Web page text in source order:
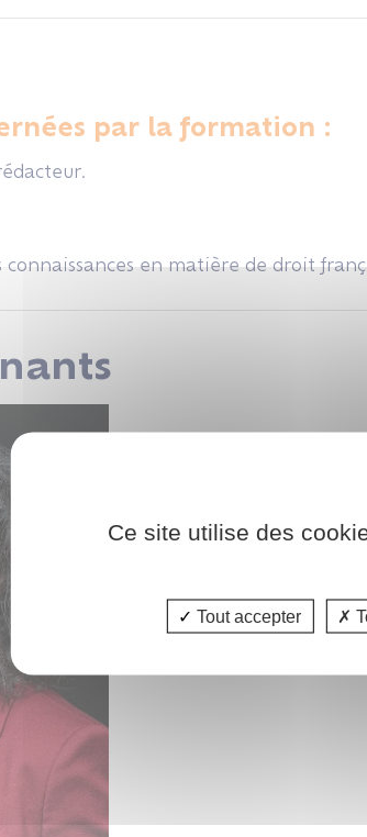
par la formation :
connaissances en matière de droit
Ce site utilise des
Tout accepter